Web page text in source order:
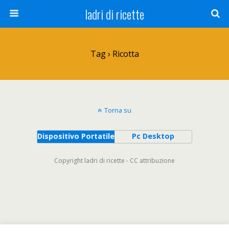
ladri di ricette
Tag › Ricotta
Torna su
Dispositivo Portatile Pc Desktop
Copyright ladri di ricette - CC attribuzione